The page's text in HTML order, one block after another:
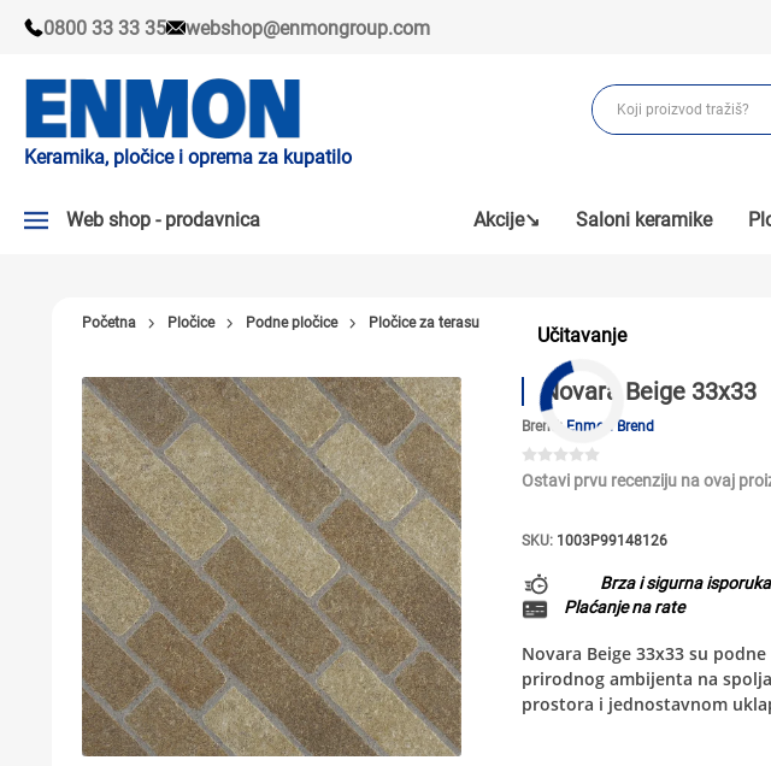
0800 33 33 35 webshop@enmongroup.com
Keramika, pločice i oprema za kupatilo
Web shop - prodavnica
PLOČICE
SLAVINE
KADE I TUŠ KABINE
SANITARIJE
TUŠEVI
KUPATILSKI NAMEŠTAJ I OGLEDALA
PODNE I ZIDNE OBLOGE
BOJLERI
LAJSNE ZA PLOČICE
Akcije↘ Saloni keramike
Učitavanje
Početna Pločice Podne pločice Pločice za terasu
Novara Beige 33x33
Brend: Enmon Brend
Ostavi prvu recenziju na ovaj
SKU: 1003P99148126
Brza i sigurna isporuka
Plaćanje na rate
Novara Beige 33x33 su
prirodnog ambijenta na
prostora i jednostavnom